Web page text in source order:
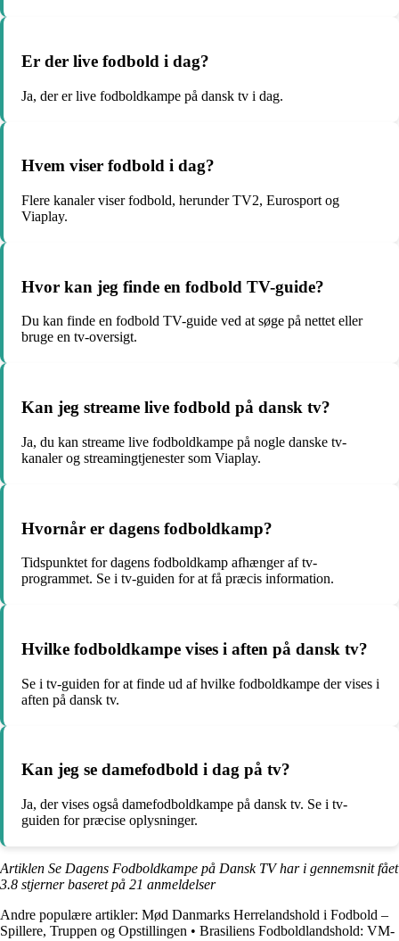
Er der live fodbold i dag?
Ja, der er live fodboldkampe på dansk tv i dag.
Hvem viser fodbold i dag?
Flere kanaler viser fodbold, herunder TV2, Eurosport og
Viaplay.
Hvor kan jeg finde en fodbold TV-guide?
Du kan finde en fodbold TV-guide ved at søge på nettet eller
bruge en tv-oversigt.
Kan jeg streame live fodbold på dansk tv?
Ja, du kan streame live fodboldkampe på nogle danske tv-
kanaler og streamingtjenester som Viaplay.
Hvornår er dagens fodboldkamp?
Tidspunktet for dagens fodboldkamp afhænger af tv-
programmet. Se i tv-guiden for at få præcis information.
Hvilke fodboldkampe vises i aften på dansk tv?
Se i tv-guiden for at finde ud af hvilke fodboldkampe der vises i
aften på dansk tv.
Kan jeg se damefodbold i dag på tv?
Ja, der vises også damefodboldkampe på dansk tv. Se i tv-
guiden for præcise oplysninger.
Artiklen Se Dagens Fodboldkampe på Dansk TV har i gennemsnit fået
3.8 stjerner baseret på 21 anmeldelser
Andre populære artikler: Mød Danmarks Herrelandshold i Fodbold –
Spillere, Truppen og Opstillingen • Brasiliens Fodboldlandshold: VM-